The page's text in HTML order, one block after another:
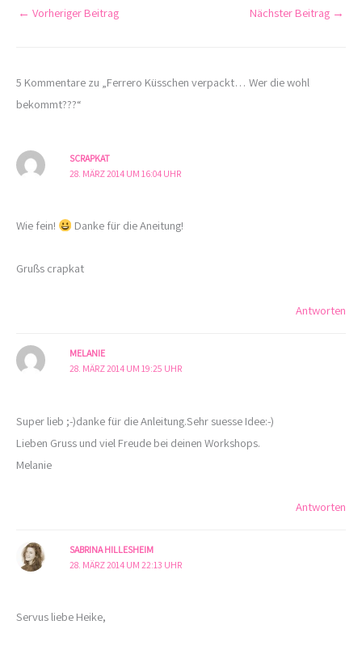
← Vorheriger Beitrag Nächster Beitrag →
5 Kommentare zu „Ferrero Küsschen verpackt… Wer die wohl
bekommt???“
SCRAPKAT
28. MÄRZ 2014 UM 16:04 UHR
Wie fein! Danke für die Aneitung!
Grußs crapkat
Antworten
MELANIE
28. MÄRZ 2014 UM 19:25 UHR
Super lieb ;-)danke für die Anleitung.Sehr suesse Idee:-)
Lieben Gruss und viel Freude bei deinen Workshops.
Melanie
Antworten
SABRINA HILLESHEIM
28. MÄRZ 2014 UM 22:13 UHR
Servus liebe Heike,